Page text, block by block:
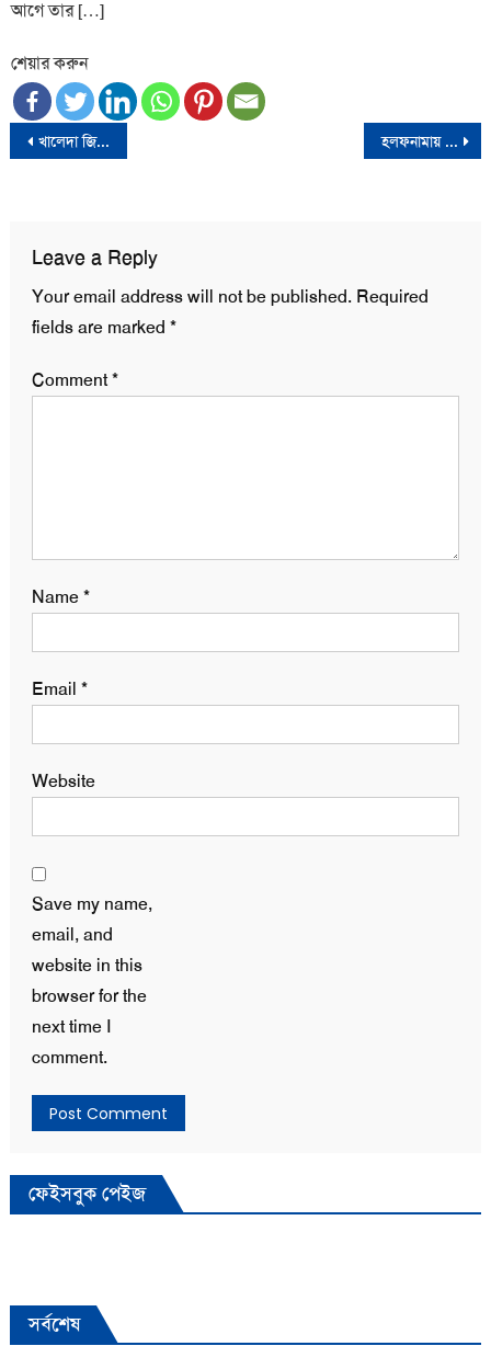
আগে তার […]
শেয়ার করুন
Post
খালেদা জিয়ার সাথে মির্জা ফখরুলের ঘণ্টাব্যাপী বৈঠক হলফনামায় ঋণ খেলাপির তথ্য গোপন করলেন পটুয়াখালী পৌরসভার মেয়রপ্রার্থী
Leave a Reply
Your email address will not be published. Required
fields are marked *
Comment*
Name*
Email *
Website
Save my name,
email, and
website in this
browser for the
next time I
comment.
ফেইসবুক পেইজ
সর্বশেষ